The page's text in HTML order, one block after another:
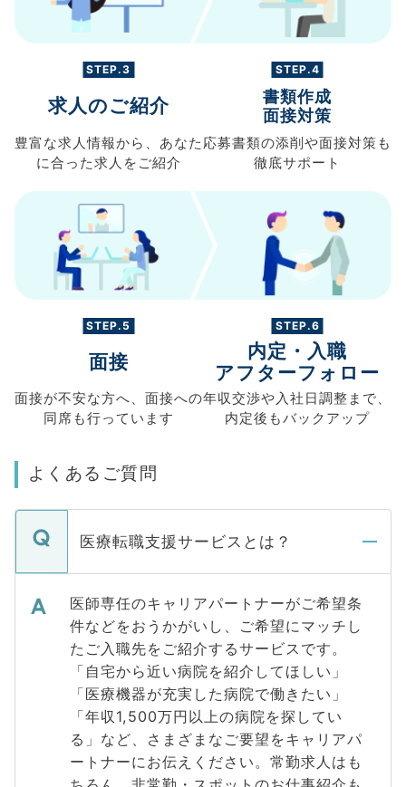
STEP.3
求人のご紹介
豊富な求人情報から、 あなた
に合った求人を ご紹介
STEP.4
書類作成
面接対策
応募書類の添削や面接対策も
徹底サポート
STEP.5
面接
面接が不安な方へ、 面接への
同席も行っています
STEP.6
内定・入職
アフターフォロー
年収交渉や入社日調整まで、
内定後もバックアップ
よくあるご質問
医療転職支援サービスとは？
医師専任のキャリアパートナーがご希望条
件などをおうかがいし、ご希望にマッチし
たご入職先をご紹介するサービスです。
「自宅から近い病院を紹介してほしい」
「医療機器が充実した病院で働きたい」
「年収1,500万円以上の病院を探してい
る」など、さまざまなご要望をキャリアパ
ートナーにお伝えください。常勤求人はも